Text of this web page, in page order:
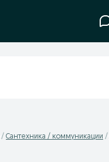
Сантехника / коммуникации